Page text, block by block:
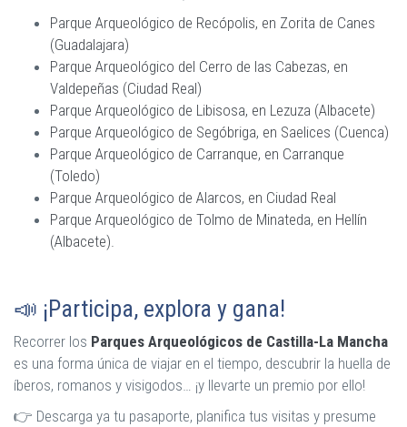
Parque Arqueológico de Recópolis, en Zorita de Canes
(Guadalajara)
Parque Arqueológico del Cerro de las Cabezas, en
Valdepeñas (Ciudad Real)
Parque Arqueológico de Libisosa, en Lezuza (Albacete)
Parque Arqueológico de Segóbriga, en Saelices (Cuenca)
Parque Arqueológico de Carranque, en Carranque
(Toledo)
Parque Arqueológico de Alarcos, en Ciudad Real
Parque Arqueológico de Tolmo de Minateda, en Hellín
(Albacete).
📣 ¡Participa, explora y gana!
Recorrer los Parques Arqueológicos de Castilla-La Mancha
es una forma única de viajar en el tiempo, descubrir la huella de
íberos, romanos y visigodos… ¡y llevarte un premio por ello!
👉 Descarga ya tu pasaporte, planifica tus visitas y presume